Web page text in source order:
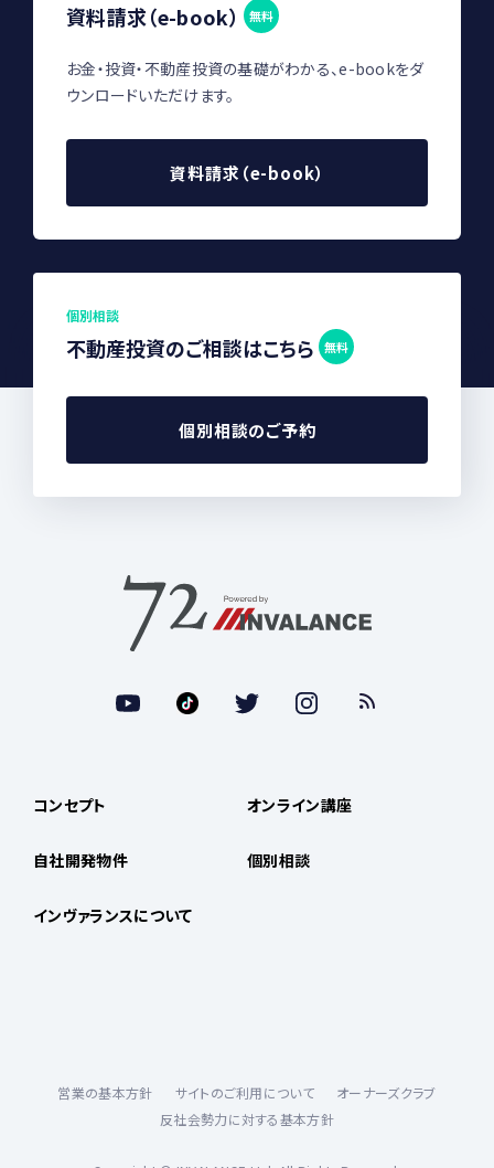
資料請求（e-book） 無料
お金・投資・不動産投資の基礎がわかる、e-bookをダ
ウンロードいただけます。
資料請求（e-book）
個別相談
不動産投資のご相談はこちら 無料
個別相談のご予約
コンセプト
自社開発物件
インヴァランスについて
オンライン講座
個別相談
営業の基本方針 サイトのご利用について
オーナーズクラブ
反社会勢力に対する基本方針